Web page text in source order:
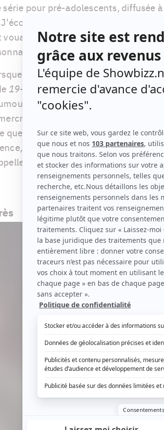
série pour pré-adolescents, diffusée
les épisodes en boucle, je
vouais une admiration sans borne
que j'aimais tant.
j'ai aperçu Joël Marin dans le
19-2
(un personnage absolument
dans cet épisode d'une noirceur
que j'ai eu cet idée de faire
que sont devenus ces comédiens
et celle de bien des Québécois
« Y ».